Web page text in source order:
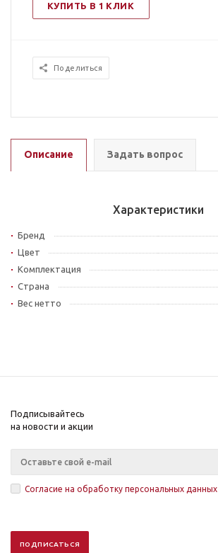
КУПИТЬ В 1 КЛИК
Поделиться
Описание Задать вопрос
Характеристики
Бренд
Цвет
Комплектация
Страна
Вес нетто
Подписывайтесь
на новости и акции
Согласие на обработку персональных данных